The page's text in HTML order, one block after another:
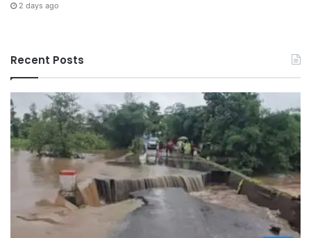
2 days ago
Recent Posts